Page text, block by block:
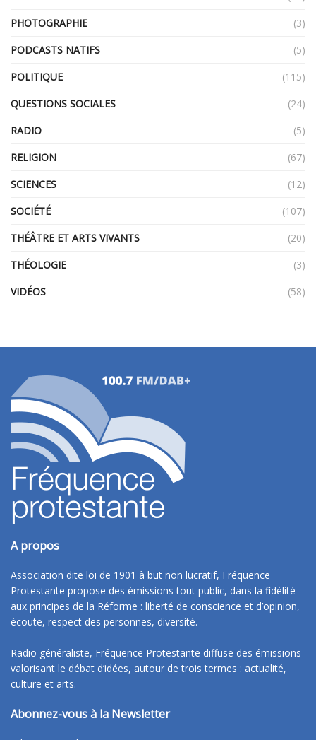
PHOTOGRAPHIE
(3)
PODCASTS NATIFS
(5)
POLITIQUE
(115)
QUESTIONS SOCIALES
(24)
RADIO
(5)
RELIGION
(67)
SCIENCES
(12)
SOCIÉTÉ
(107)
THÉÂTRE ET ARTS VIVANTS
(20)
THÉOLOGIE
(3)
VIDÉOS
(58)
A propos
Association dite loi de 1901 à but non lucratif, Fréquence
Protestante propose des émissions tout public, dans la fidélité
aux principes de la Réforme : liberté de conscience et d’opinion,
écoute, respect des personnes, diversité.
Radio généraliste, Fréquence Protestante diffuse des émissions
valorisant le débat d’idées, autour de trois termes : actualité,
culture et arts.
Abonnez-vous à la Newsletter